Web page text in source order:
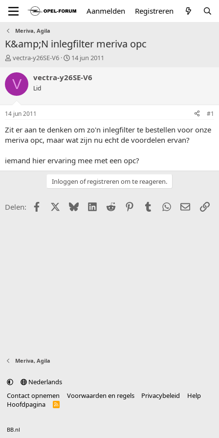
Aanmelden Registreren
Meriva, Agila
K&amp;N inlegfilter meriva opc
T
p
i
t
a
r
e
vectra-y26SE-V6
S
a
u
m
14 jun 2011
V vectra-y26SE-V6
Lid
14 jun 2011 #1
Zit er aan te denken om zo'n inlegfilter te bestellen voor onze
meriva opc, maar wat zijn nu echt de voordelen ervan?
iemand hier ervaring mee met een opc?
Inloggen of registreren om te reageren.
Delen: FacebookX (Twitter)
BlueskyLinkedIn
Reddit PinterestTumblr WhatsApp
E-mail
Meriva, Agila
Nederlands
Contact opnemen
Voorwaarden en regels Privacybeleid
Help
Hoofdpagina
R
BB.nl